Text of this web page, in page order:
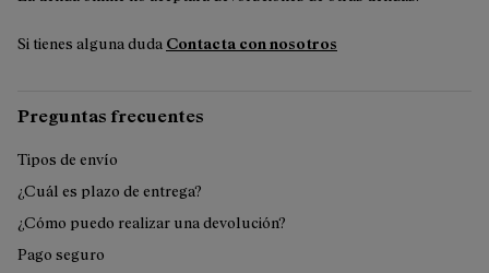
Si tienes alguna duda Contacta con nosotros
Preguntas frecuentes
Tipos de envío
¿Cuál es plazo de entrega?
¿Cómo puedo realizar una devolución?
Pago seguro